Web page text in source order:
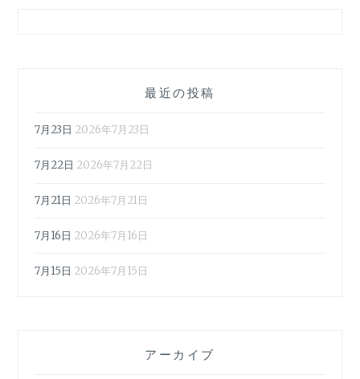
最近の投稿
7月23日 2026年7月23日
7月22日 2026年7月22日
7月21日 2026年7月21日
7月16日 2026年7月16日
7月15日 2026年7月15日
アーカイブ